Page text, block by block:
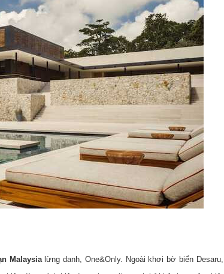
Malaysia lừng danh, One&Only. Ngoài khơi bờ biển Desaru,